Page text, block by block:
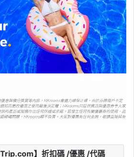
】折扣碼 /優惠 /代碼